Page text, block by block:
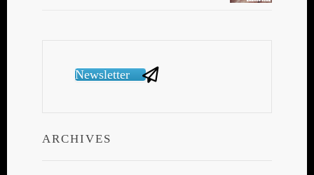
Newsletter
ARCHIVES